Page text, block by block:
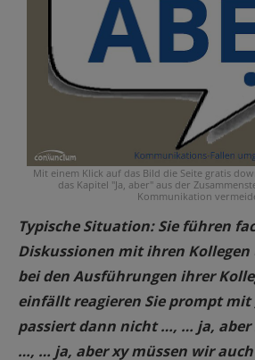
Mit einem Klick auf das Bild die Seite gratis
das Kapitel "Ja, aber" aus der
Kommunikation
Typische Situation: Sie führen
Diskussionen mit ihren
bei den Ausführungen ihrer
einfällt reagieren Sie prompt mit
passiert dann nicht …, … ja,
…, … ja, aber xy müssen wir